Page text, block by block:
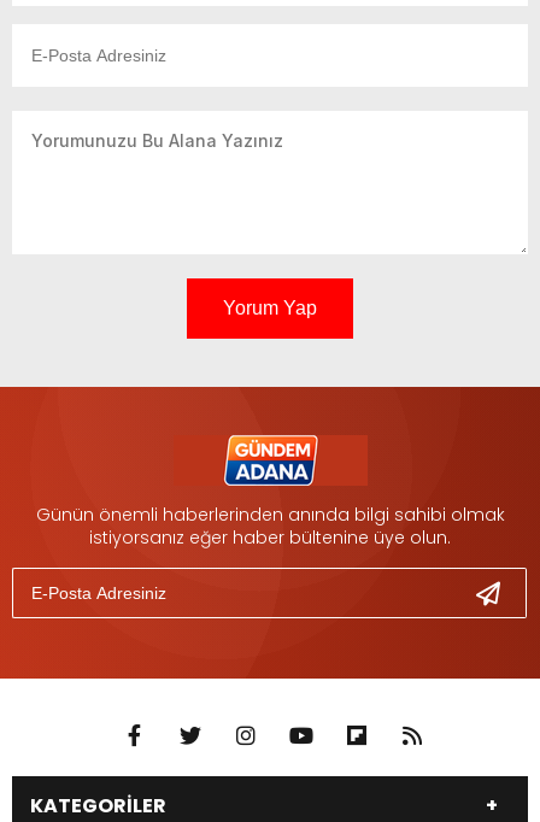
Yorum Yap
Günün önemli haberlerinden anında bilgi sahibi olmak
istiyorsanız eğer haber bültenine üye olun.
KATEGORİLER